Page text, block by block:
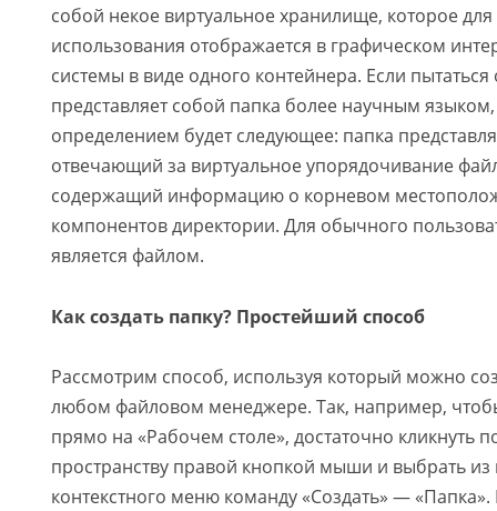
собой некое виртуальное хранилище, которое для
использования отображается в графическом
системы в виде одного контейнера. Если пытаться
представляет собой папка более научным
определением будет следующее: папка
отвечающий за виртуальное упорядочивание
содержащий информацию о корневом
компонентов директории. Для обычного
является файлом.
Как создать папку? Простейший способ
Рассмотрим способ, используя который можно
любом файловом менеджере. Так, например,
прямо на «Рабочем столе», достаточно кликнуть
пространству правой кнопкой мыши и выбрать
контекстного меню команду «Создать» —